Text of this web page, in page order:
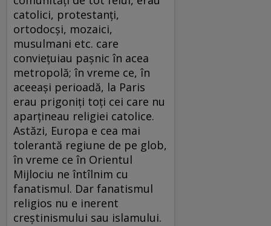
catolici, protestanți,
ortodocși, mozaici,
musulmani etc. care
conviețuiau pașnic în acea
metropolă; în vreme ce, în
aceeași perioadă, la Paris
erau prigoniți toți cei care nu
aparțineau religiei catolice.
Astăzi, Europa e cea mai
tolerantă regiune de pe glob,
în vreme ce în Orientul
Mijlociu ne întîlnim cu
fanatismul. Dar fanatismul
religios nu e inerent
creștinismului sau islamului.